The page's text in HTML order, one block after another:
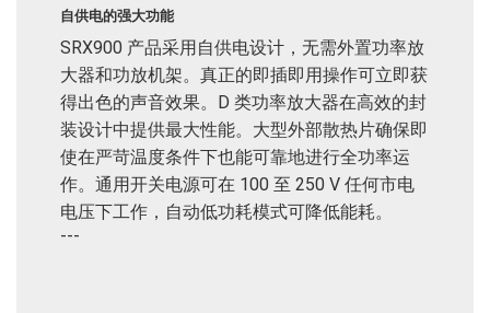
自供电的强大功能
SRX900 产品采用自供电设计，无需外置功率放
大器和功放机架。真正的即插即用操作可立即获
得出色的声音效果。D 类功率放大器在高效的封
装设计中提供最大性能。大型外部散热片确保即
使在严苛温度条件下也能可靠地进行全功率运
作。通用开关电源可在 100 至 250 V 任何市电
电压下工作，自动低功耗模式可降低能耗。
---